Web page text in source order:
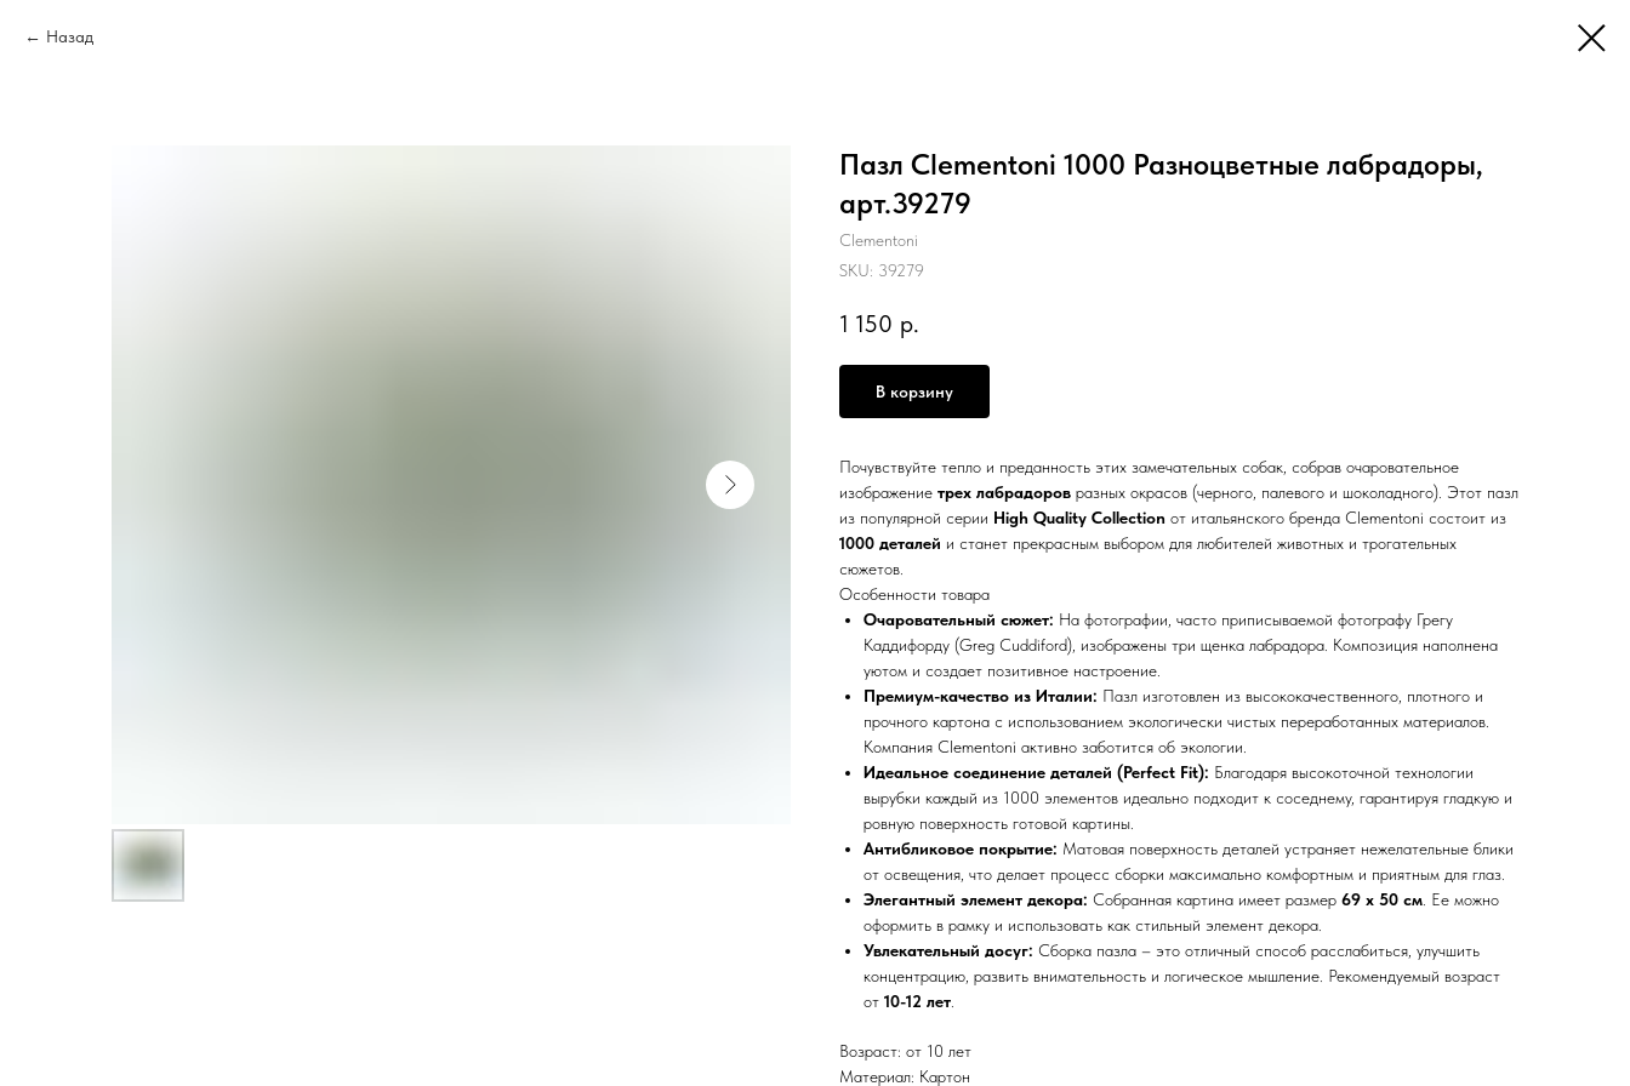
Назад
Пазл Clementoni 1000 Разноцветные лабрадоры,
арт.39279
Clementoni
SKU: 39279
1 150 р.
В корзину
Почувствуйте тепло и преданность этих замечательных собак, собрав очаровательное
изображение трех лабрадоров разных окрасов (черного, палевого и шоколадного). Этот пазл
из популярной серии High Quality Collection от итальянского бренда Clementoni состоит из
1000 деталей и станет прекрасным выбором для любителей животных и трогательных
сюжетов.
Особенности товара
Очаровательный сюжет: На фотографии, часто приписываемой фотографу Грегу
Каддифорду (Greg Cuddiford), изображены три щенка лабрадора. Композиция наполнена
уютом и создает позитивное настроение.
Премиум-качество из Италии: Пазл изготовлен из высококачественного, плотного и
прочного картона с использованием экологически чистых переработанных материалов.
Компания Clementoni активно заботится об экологии.
Идеальное соединение деталей (Perfect Fit): Благодаря высокоточной технологии
вырубки каждый из 1000 элементов идеально подходит к соседнему, гарантируя гладкую и
ровную поверхность готовой картины.
Антибликовое покрытие: Матовая поверхность деталей устраняет нежелательные блики
от освещения, что делает процесс сборки максимально комфортным и приятным для глаз.
Элегантный элемент декора: Собранная картина имеет размер 69 х 50 см. Ее можно
оформить в рамку и использовать как стильный элемент декора.
Увлекательный досуг: Сборка пазла – это отличный способ расслабиться, улучшить
концентрацию, развить внимательность и логическое мышление. Рекомендуемый возраст
от 10-12 лет.
Возраст: от 10 лет
Материал: Картон